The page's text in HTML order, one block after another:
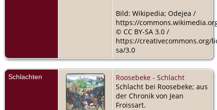
Bild: Wikipedia; Odejea /
https://
© CC BY-SA 3.0 /
https://creativecommons.org/
sa/3.0
Schlachten
Roosebeke - Schlacht
Schlacht bei Roosebeke; aus
der Chronik von Jean
Froissart.